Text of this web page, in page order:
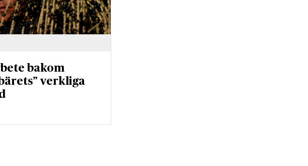
bakom
verkliga